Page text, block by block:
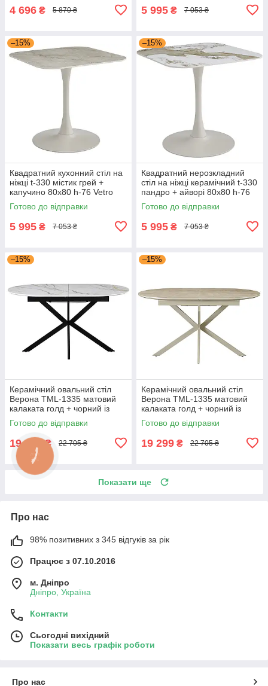
4 696 ₴ 5 870 ₴ 5 995 ₴ 7 053 ₴
–15%
Квадратний кухонний стіл на
ніжці t-330 містик грей +
капучино 80х80 h-76 Vetro
Mebel
Готово до відправки
5 995 ₴ 7 053 ₴
–15%
Квадратний нерозкладний
стіл на ніжці керамічний t-330
пандро + айворі 80х80 h-76
Vetro Mebel
Готово до відправки
5 995 ₴ 7 053 ₴
–15%
Керамічний овальний стіл
Верона TML-1335 матовий
калаката голд + чорний із
механізмом книжка-автомат
VetroMebel
Готово до відправки
19 299₴ 22 705 ₴
–15%
Керамічний овальний стіл
Верона TML-1335 матовий
калаката голд + чорний із
механізмом книжка-автомат
VetroMebel
Готово до відправки
19 299 ₴ 22 705 ₴
Показати ще
Про нас
98% позитивних з 345 відгуків за рік
Працює з 07.10.2016
м. Дніпро
Дніпро, Україна
Контакти
Сьогодні вихідний
Показати весь графік роботи
Про нас